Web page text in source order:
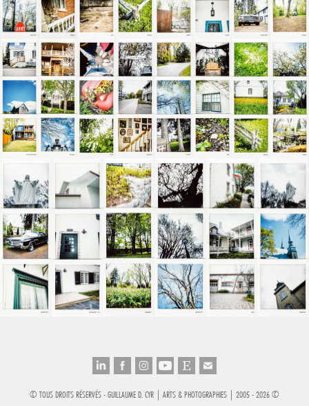
© TOUS DROITS RÉSERVÉS - GUILLAUME D. CYR | ARTS & PHOTOGRAPHIES | 2005 - 2026 ©